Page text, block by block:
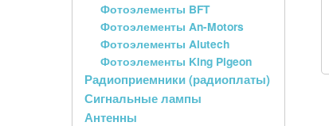
Фотоэлементы BFT
Фотоэлементы An-Motors
Фотоэлементы Alutech
Фотоэлементы King Pigeon
Радиоприемники (радиоплаты)
Сигнальные лампы
Антенны